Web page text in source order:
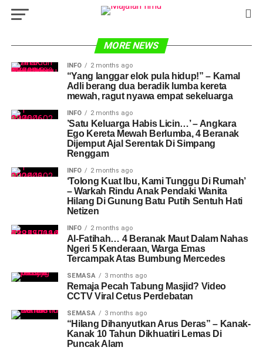
MORE NEWS
INFO 2 months ago
​“Yang langgar elok pula hidup!” – Kamal
Adli berang dua beradik lumba kereta
mewah, ragut nyawa empat sekeluarga
INFO 2 months ago
​’Satu Keluarga Habis Licin…’ – Angkara
Ego Kereta Mewah Berlumba, 4 Beranak
Dijemput Ajal Serentak Di Simpang
Renggam
INFO 2 months ago
​‘Tolong Kuat Ibu, Kami Tunggu Di Rumah’
– Warkah Rindu Anak Pendaki Wanita
Hilang Di Gunung Batu Putih Sentuh Hati
Netizen
INFO 2 months ago
Al-Fatihah… 4 Beranak Maut Dalam Nahas
Ngeri 5 Kenderaan, Warga Emas
Tercampak Atas Bumbung Mercedes
SEMASA 3 months ago
Remaja Pecah Tabung Masjid? Video
CCTV Viral Cetus Perdebatan
SEMASA 3 months ago
“Hilang Dihanyutkan Arus Deras” – Kanak-
Kanak 10 Tahun Dikhuatiri Lemas Di
Puncak Alam